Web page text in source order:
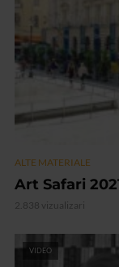
ALTE MATERIALE
Art Safari
2.838 vizualizari
VIDEO